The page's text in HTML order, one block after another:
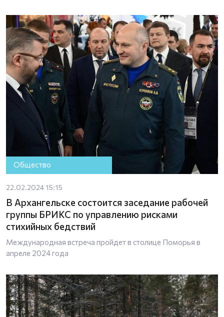
Общество
22.02.2024 15:15
В Архангельске состоится заседание рабочей
группы БРИКС по управлению рисками
стихийных бедствий
Международная встреча пройдет в столице Поморья в
апреле 2024 года